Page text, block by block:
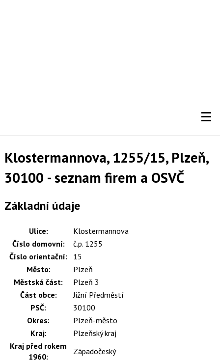
Klostermannova, 1255/15, Plzeň,
30100 - seznam firem a OSVČ
Základní údaje
Ulice:
Klostermannova
Číslo domovní:
č.p. 1255
Číslo orientační:
15
Město:
Plzeň
Městská část:
Plzeň 3
Část obce:
Jižní Předměstí
PSČ:
30100
Okres:
Plzeň-město
Kraj:
Plzeňský kraj
Kraj před rokem
1960:
Západočeský